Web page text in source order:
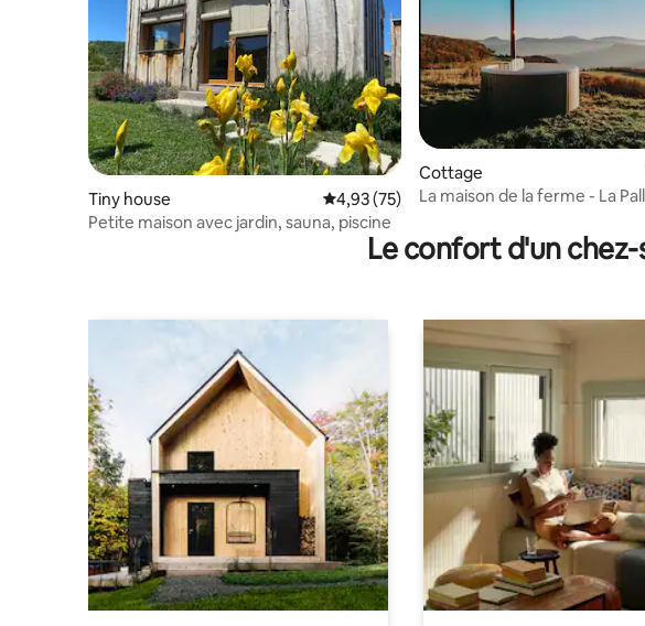
Tiny house Évaluation moyenne sur la base de 75
4,93 (75)
Petite maison avec jardin, sauna, piscine
Cottage
La maison de la ferme - La
Le confort d'un